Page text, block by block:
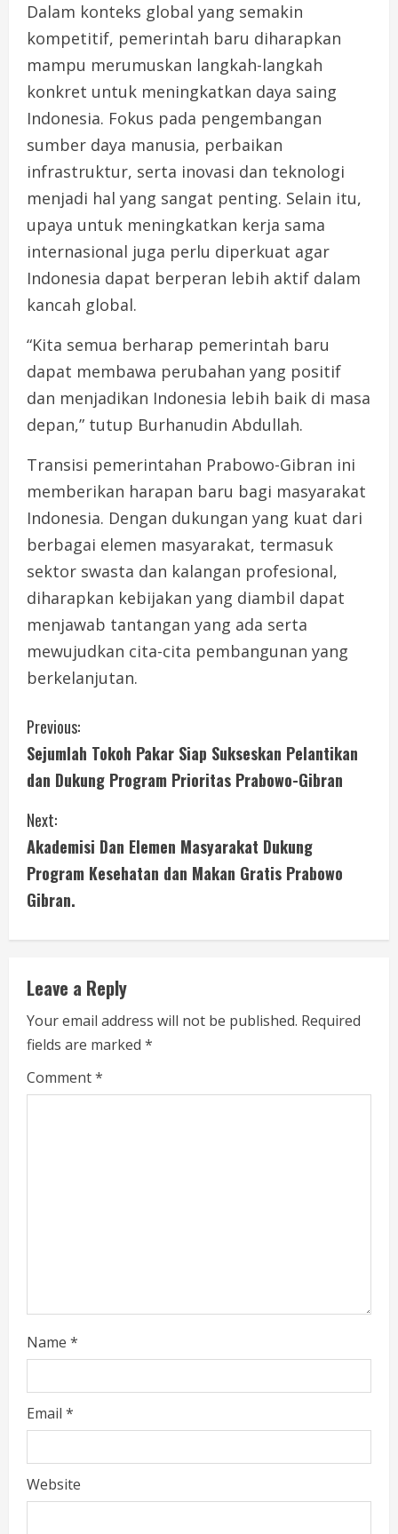
Dalam konteks global yang semakin
kompetitif, pemerintah baru diharapkan
mampu merumuskan langkah-langkah
konkret untuk meningkatkan daya saing
Indonesia. Fokus pada pengembangan
sumber daya manusia, perbaikan
infrastruktur, serta inovasi dan teknologi
menjadi hal yang sangat penting. Selain itu,
upaya untuk meningkatkan kerja sama
internasional juga perlu diperkuat agar
Indonesia dapat berperan lebih aktif dalam
kancah global.
“Kita semua berharap pemerintah baru
dapat membawa perubahan yang positif
dan menjadikan Indonesia lebih baik di masa
depan,” tutup Burhanudin Abdullah.
Transisi pemerintahan Prabowo-Gibran ini
memberikan harapan baru bagi masyarakat
Indonesia. Dengan dukungan yang kuat dari
berbagai elemen masyarakat, termasuk
sektor swasta dan kalangan profesional,
diharapkan kebijakan yang diambil dapat
menjawab tantangan yang ada serta
mewujudkan cita-cita pembangunan yang
berkelanjutan.
C
o
n
t
i
n
u
e
R
e
a
Previous:
Sejumlah Tokoh Pakar Siap Sukseskan Pelantikan
dan Dukung Program Prioritas Prabowo-Gibran
Next:
Akademisi Dan Elemen Masyarakat Dukung
Program Kesehatan dan Makan Gratis Prabowo
Gibran.
Leave a Reply
Your email address will not be published. Required
fields are marked *
Comment*
Name *
Email *
Website